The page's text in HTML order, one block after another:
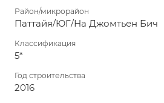
Район/микрорайон
Паттайя/ЮГ/На Джомтьен Бич
Классификация
5*
Год строительства
2016